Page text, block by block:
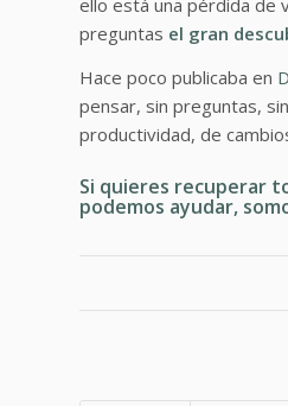
ello está una pérdida de
preguntas el gran
Hace poco publicaba en
pensar, sin preguntas,
productividad, de
Si quieres recuperar
podemos ayudar,